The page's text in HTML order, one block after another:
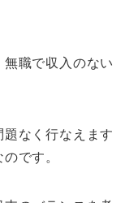
職で収入のない
なく行なえます
です。